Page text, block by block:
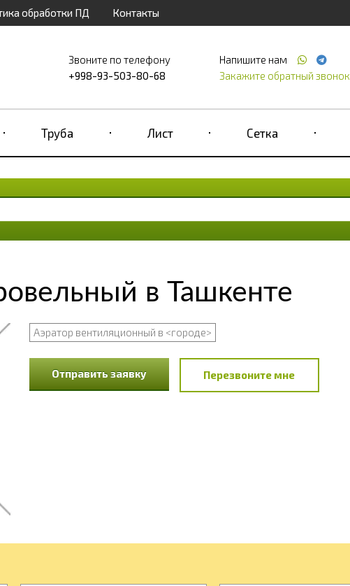
обработки ПД Контакты
Звоните по телефону
+998-93-503-80-68
Напишите нам
Закажите обратный звонок
Труба Лист Сетка
в Ташкенте
Аэратор вентиляционный в <городе>
Отправить заявку Перезвоните мне